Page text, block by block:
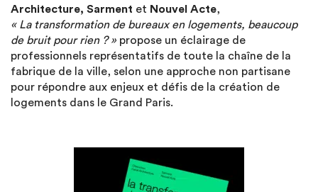
Architecture, Sarment et Nouvel Acte,
« La transformation de bureaux en logements, beaucoup
de bruit pour rien ? » propose un éclairage de
professionnels représentatifs de toute la chaîne de la
fabrique de la ville, selon une approche non partisane
pour répondre aux enjeux et défis de la création de
logements dans le Grand Paris.